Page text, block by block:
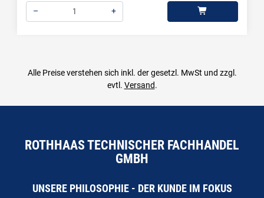
–
+
Alle Preise verstehen sich inkl. der gesetzl. MwSt und zzgl.
evtl. Versand.
ROTHHAAS TECHNISCHER FACHHANDEL
GMBH
UNSERE PHILOSOPHIE - DER KUNDE IM FOKUS